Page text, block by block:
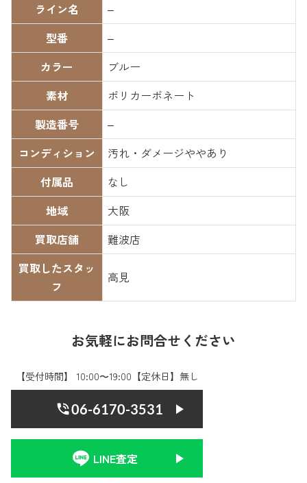
ライン名
–
型番
–
カラー
ブルー
素材
ポリカーボネート
製造番号
–
コンディション
汚れ・ダメージややあり
付属品
なし
地域
大阪
買取店舗
難波店
買取したスタッ
フ
高見
お気軽にお問合せください
【受付時間】 10:00〜19:00【定休日】無し
06-6170-3531
LINE査定